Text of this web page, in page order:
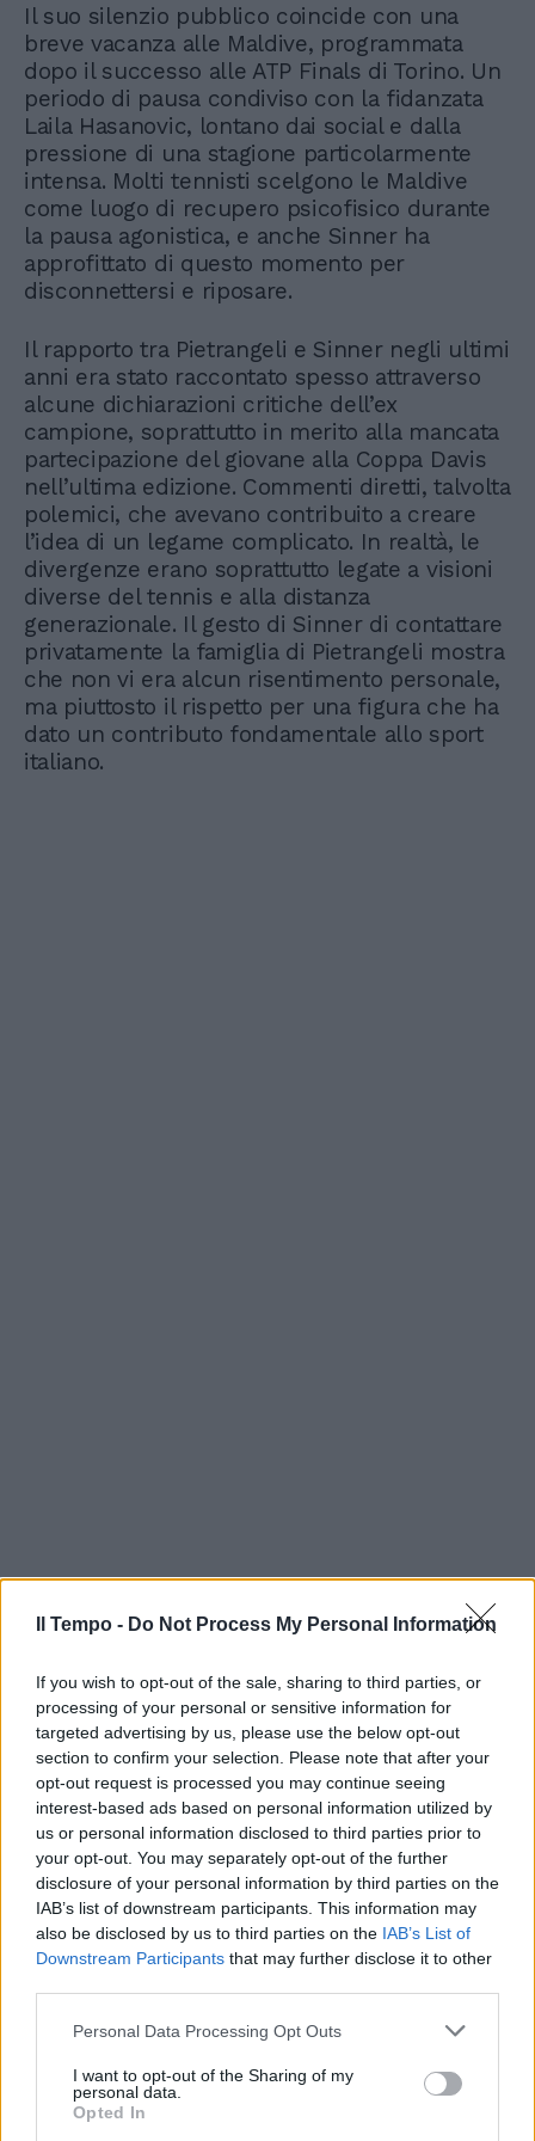
Il Tempo - Do Not Process My Personal Information
If you wish to opt-out of the sale, sharing to third parties, or
processing of your personal or sensitive information for
targeted advertising by us, please use the below opt-out
section to confirm your selection. Please note that after your
opt-out request is processed you may continue seeing
interest-based ads based on personal information utilized by
us or personal information disclosed to third parties prior to
your opt-out. You may separately opt-out of the further
disclosure of your personal information by third parties on the
IAB’s list of downstream participants. This information may
also be disclosed by us to third parties on the IAB’s List of
Downstream Participants that may further disclose it to other
Personal Data Processing Opt Outs
I want to opt-out of the Sharing of my
personal data.
Opted In
Il suo silenzio pubblico coincide con una
breve vacanza alle Maldive, programmata
dopo il successo alle ATP Finals di Torino. Un
periodo di pausa condiviso con la fidanzata
Laila Hasanovic, lontano dai social e dalla
pressione di una stagione particolarmente
intensa. Molti tennisti scelgono le Maldive
come luogo di recupero psicofisico durante
la pausa agonistica, e anche Sinner ha
approfittato di questo momento per
disconnettersi e riposare.
Il rapporto tra Pietrangeli e Sinner negli ultimi
anni era stato raccontato spesso attraverso
alcune dichiarazioni critiche dell’ex
campione, soprattutto in merito alla mancata
partecipazione del giovane alla Coppa Davis
nell’ultima edizione. Commenti diretti, talvolta
polemici, che avevano contribuito a creare
l’idea di un legame complicato. In realtà, le
divergenze erano soprattutto legate a visioni
diverse del tennis e alla distanza
generazionale. Il gesto di Sinner di contattare
privatamente la famiglia di Pietrangeli mostra
che non vi era alcun risentimento personale,
ma piuttosto il rispetto per una figura che ha
dato un contributo fondamentale allo sport
italiano.